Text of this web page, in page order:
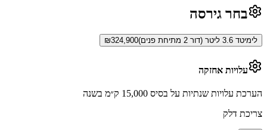
בחר גירסה
לימיטד 3.6 ליטר (דור 2 מתיחת פנים) ₪324,900
עלויות אחזקה
הערכת עלויות שנתיות על בסיס 15,000 ק״מ בשנה
צריכת דלק